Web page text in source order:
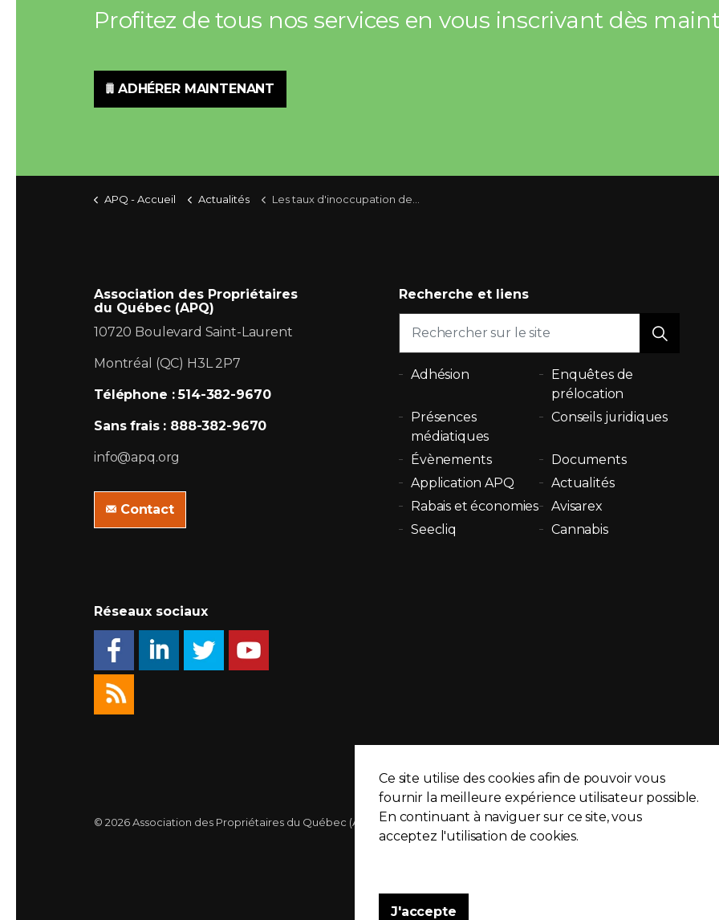
Profitez de tous nos services en vous inscrivant dès
ADHÉRER MAINTENANT
APQ - Accueil Actualités Les taux d'inoccupation des logements vont bouger à la hausse partout au Québec
Association des Propriétaires
du Québec (APQ)
10720 Boulevard Saint-Laurent
Montréal (QC) H3L 2P7
Téléphone : 514-382-9670
Sans frais : 888-382-9670
info@apq.org
Contact
Recherche et liens
Adhésion
Enquêtes de
prélocation
Présences
médiatiques
Conseils juridiques
Évènements
Documents
Application APQ
Actualités
Rabais et économies
Avisarex
Seecliq
Cannabis
Réseaux sociaux
© 2026 Association des Propriétaires du Québec (APQ) Politique de confidentialité Plan du site
Ce site utilise des cookies afin de pouvoir vous
fournir la meilleure expérience utilisateur possible.
En continuant à naviguer sur ce site, vous
acceptez l'utilisation de cookies.
J'accepte